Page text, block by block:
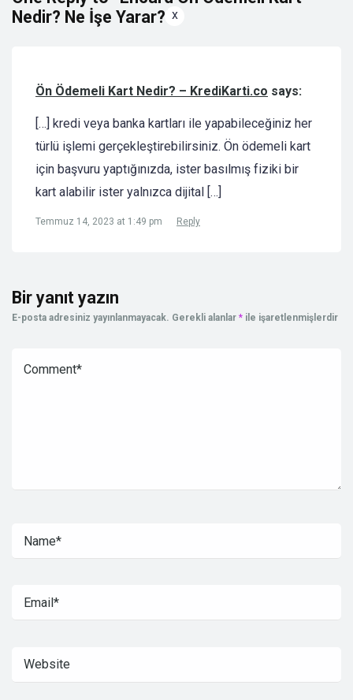
x
Nedir? Ne İşe Yarar?”
Ön Ödemeli Kart Nedir? – KrediKarti.co says:
[…] kredi veya banka kartları ile yapabileceğiniz her
türlü işlemi gerçekleştirebilirsiniz. Ön ödemeli kart
için başvuru yaptığınızda, ister basılmış fiziki bir
kart alabilir ister yalnızca dijital […]
Temmuz 14, 2023 at 1:49 pm Reply
Bir yanıt yazın
E-posta adresiniz yayınlanmayacak. Gerekli alanlar * ile işaretlenmişlerdir